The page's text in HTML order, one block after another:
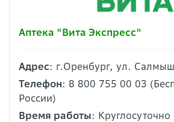
Аптека "Вита Экспресс"
Адрес: г.Оренбург, ул.
Телефон: 8 800 755 00 03
России)
Время работы: Круглосуточно